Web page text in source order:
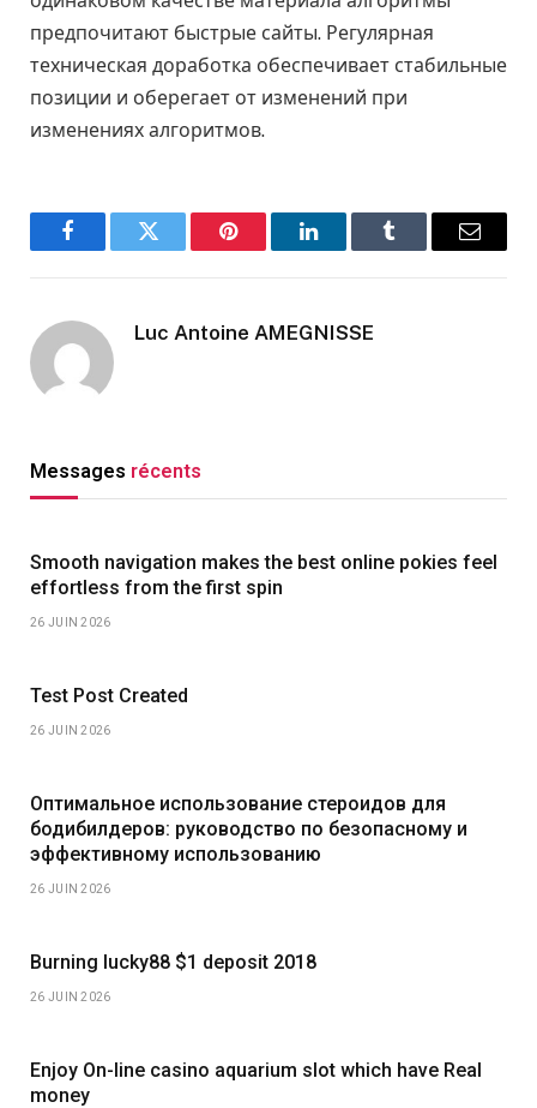
предпочитают быстрые сайты. Регулярная
техническая доработка обеспечивает стабильные
позиции и оберегает от изменений при
изменениях алгоритмов.
FacebookTwitter Pinterest LinkedInTumblr Email
Luc Antoine AMEGNISSE
Messages récents
Smooth navigation makes the best online pokies feel
effortless from the first spin
26 JUIN 2026
Test Post Created
26 JUIN 2026
Оптимальное использование стероидов для
бодибилдеров: руководство по безопасному и
эффективному использованию
26 JUIN 2026
Burning lucky88 $1 deposit 2018
26 JUIN 2026
Enjoy On-line casino aquarium slot which have Real
money